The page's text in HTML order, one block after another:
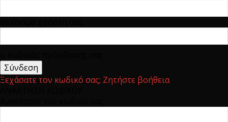
Ξεχάσατε τον κωδικό σας; Ζητήστε βοήθεια